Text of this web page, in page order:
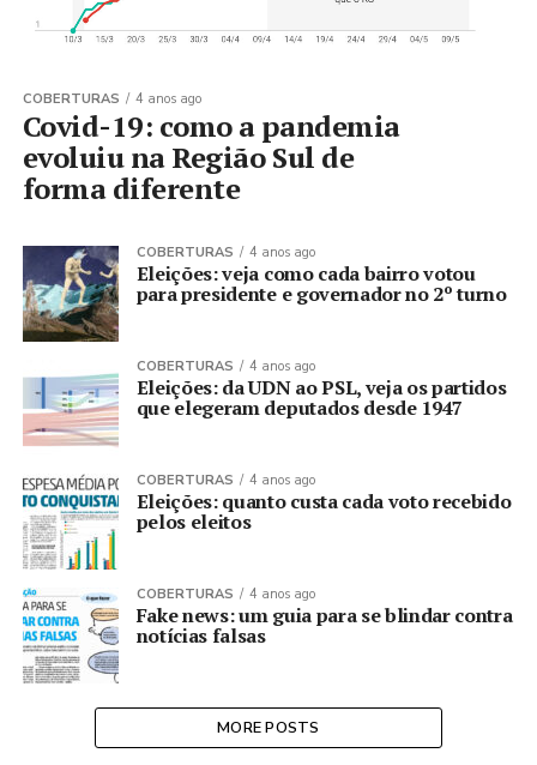
COBERTURAS 4 anos ago
Covid-19: como a pandemia
evoluiu na Região Sul de
forma diferente
COBERTURAS 4 anos ago
Eleições: veja como cada bairro votou
para presidente e governador no 2º turno
COBERTURAS 4 anos ago
Eleições: da UDN ao PSL, veja os partidos
que elegeram deputados desde 1947
COBERTURAS 4 anos ago
Eleições: quanto custa cada voto recebido
pelos eleitos
COBERTURAS 4 anos ago
Fake news: um guia para se blindar contra
notícias falsas
MORE POSTS